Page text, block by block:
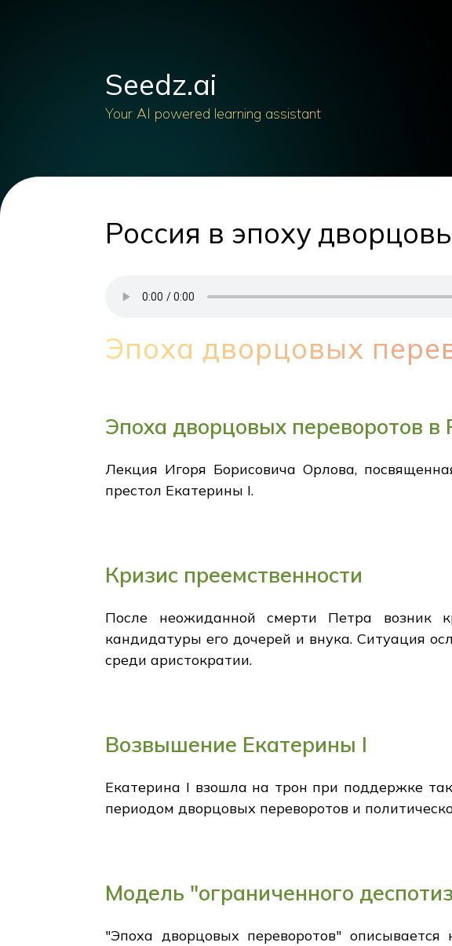
Seedz.ai
Your AI powered learning assistant
Россия в эпоху
Эпоха дворцовых
Эпоха дворцовых переворотов в
Лекция Игоря Борисовича Орлова,
престол Екатерины I.
Кризис преемственности
После неожиданной смерти Петра возник
кандидатуры его дочерей и внука. Ситуация
среди аристократии.
Возвышение Екатерины I
Екатерина I взошла на трон при поддержке
периодом дворцовых переворотов и
Модель "ограниченного
"Эпоха дворцовых переворотов"